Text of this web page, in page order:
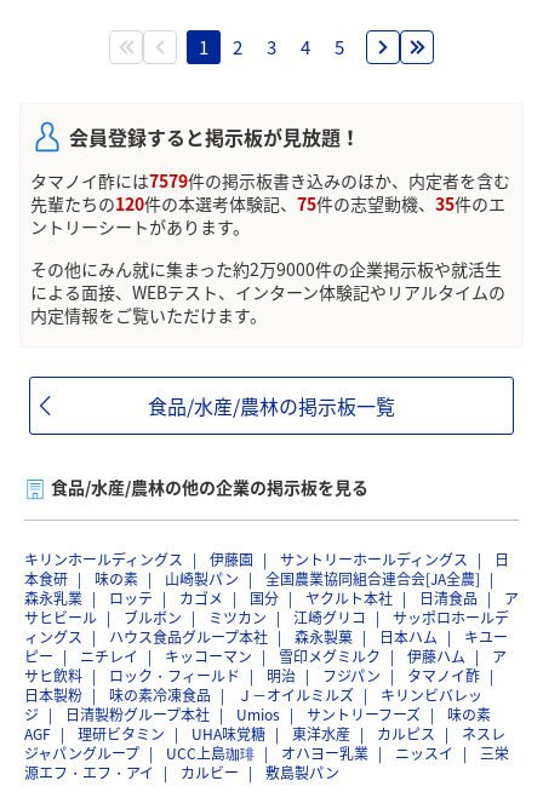
1 2 3 4 5
会員登録すると掲示板が見放題！
タマノイ酢には7579件の掲示板書き込みのほか、内定者を含む
先輩たちの120件の本選考体験記、 75件の志望動機、 35件のエ
ントリーシートがあります。
その他にみん就に集まった約2万9000件の企業掲示板や就活生
による面接、WEBテスト、インターン体験記やリアルタイムの
内定情報をご覧いただけます。
食品/水産/農林の掲示板一覧
食品/水産/農林の他の企業の掲示板を見る
キリンホールディングス 伊藤園 サントリーホールディングス
日
本食研
味の素 山崎製パン
全国農業協同組合連合会[JA全農]
森永乳業
ロッテ カゴメ 国分 ヤクルト本社 日清食品
ア
サヒビール
ブルボン ミツカン 江崎グリコ
サッポロホールデ
ィングス
ハウス食品グループ本社 森永製菓 日本ハム
キユー
ピー
ニチレイ キッコーマン 雪印メグミルク 伊藤ハム
ア
サヒ飲料
ロック・フィールド 明治 フジパン
タマノイ酢
日本製粉
味の素冷凍食品 Ｊ－オイルミルズ
キリンビバレッ
ジ
日清製粉グループ本社 Umios サントリーフーズ
味の素
AGF
理研ビタミン UHA味覚糖 東洋水産 カルピス
ネスレ
ジャパングループ
UCC上島珈琲 オハヨー乳業 ニッスイ
三栄
源エフ・エフ・アイ
カルビー 敷島製パン